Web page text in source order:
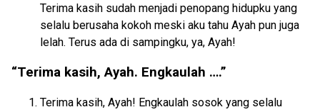
Terima kasih sudah menjadi penopang hidupku yang
selalu berusaha kokoh meski aku tahu Ayah pun juga
lelah. Terus ada di sampingku, ya, Ayah!
“Terima kasih, Ayah. Engkaulah ….”
Terima kasih, Ayah! Engkaulah sosok yang selalu